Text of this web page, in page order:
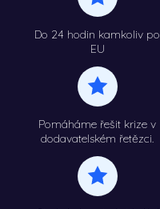
Do 24 hodin kamkoliv po
EU
Pomáháme řešit krize v
dodavatelském řetězci.